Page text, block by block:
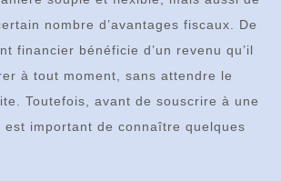
nombre d’avantages fiscaux. De
financier bénéficie d’un revenu qu’il
à tout moment, sans attendre le
Toutefois, avant de souscrire à une
est important de connaître quelques